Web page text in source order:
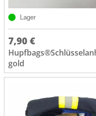
Lager
7,90 €
gold